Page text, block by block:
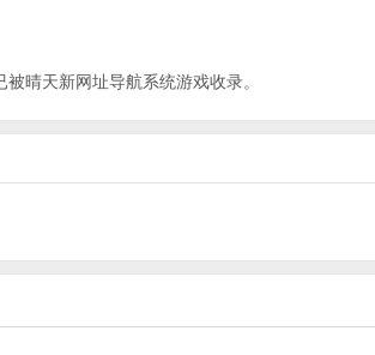
被晴天新网址导航系统游戏收录。